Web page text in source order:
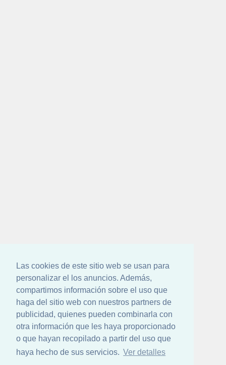
Las cookies de este sitio web se usan para
personalizar el los anuncios. Además,
compartimos información sobre el uso que
haga del sitio web con nuestros partners de
publicidad, quienes pueden combinarla con
otra información que les haya proporcionado
o que hayan recopilado a partir del uso que
haya hecho de sus servicios. Ver detalles